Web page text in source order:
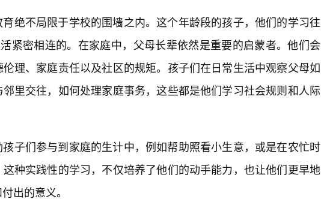
绝不局限于学校的围墙之内。这个年龄段的孩子，他们的学习往
紧密相连的。在家庭中，父母长辈依然是重要的启蒙者。他们会
理、家庭责任以及社区的规矩。孩子们在日常生活中观察父母如
里交往，如何处理家庭事务，这些都是他们学习社会规则和人际
子们参与到家庭的生计中，例如帮助照看小生意，或是在农忙时
种实践性的学习，不仅培养了他们的动手能力，也让他们更早地
出的意义。